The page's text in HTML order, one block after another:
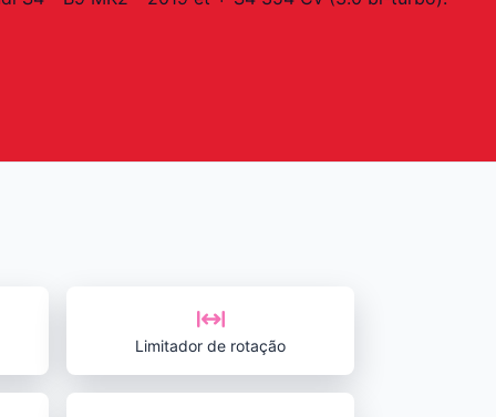
Limitador de rotação